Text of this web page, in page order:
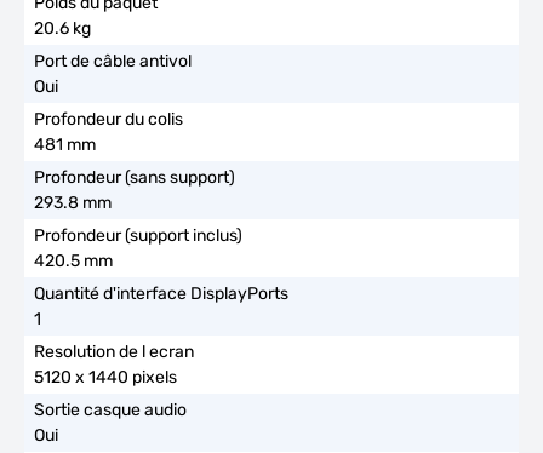
20.6 kg
Oui
481 mm
293.8 mm
420.5 mm
1
5120 x 1440 pixels
Oui